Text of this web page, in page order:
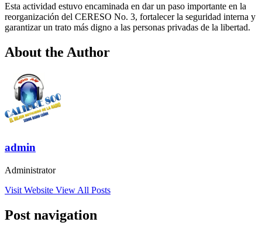
Esta actividad estuvo encaminada en dar un paso importante en la
reorganización del CERESO No. 3, fortalecer la seguridad interna y
garantizar un trato más digno a las personas privadas de la libertad.
About the Author
admin
Administrator
Visit Website View All Posts
Post navigation